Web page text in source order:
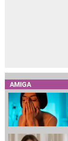
AMIGA